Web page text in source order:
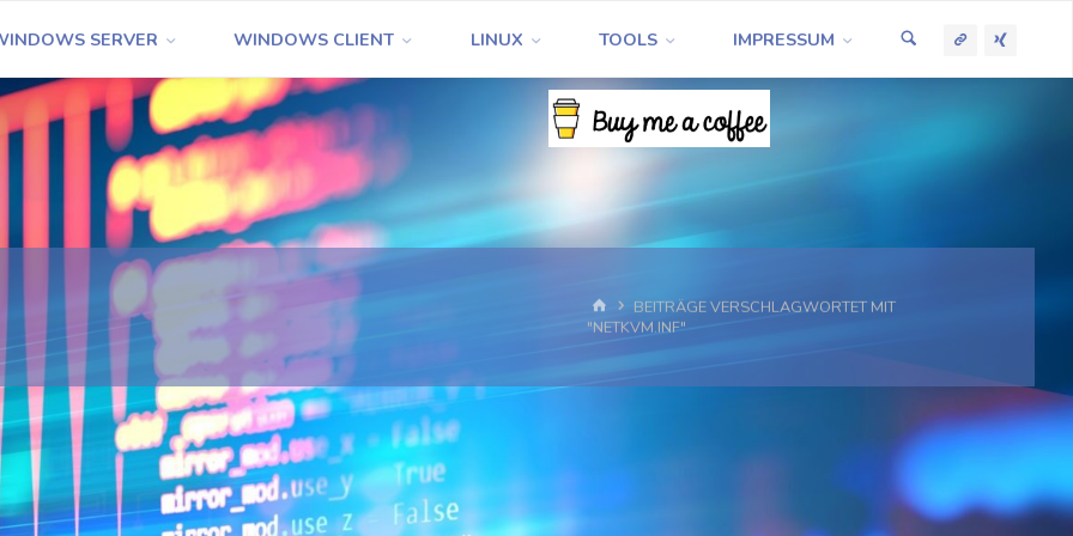
SERVER WINDOWS CLIENT LINUX TOOLS IMPRESSUM
START
BEITRÄGE VERSCHLAGWORTET MIT
"NETKVM.INF"